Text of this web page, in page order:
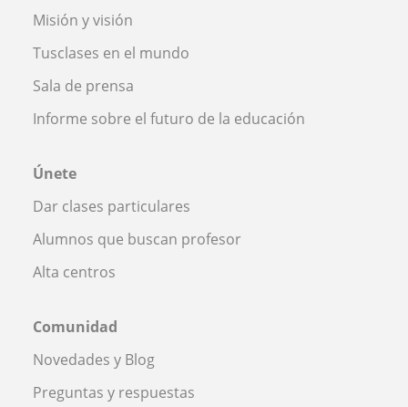
Misión y visión
Tusclases en el mundo
Sala de prensa
Informe sobre el futuro de la educación
Únete
Dar clases particulares
Alumnos que buscan profesor
Alta centros
Comunidad
Novedades y Blog
Preguntas y respuestas